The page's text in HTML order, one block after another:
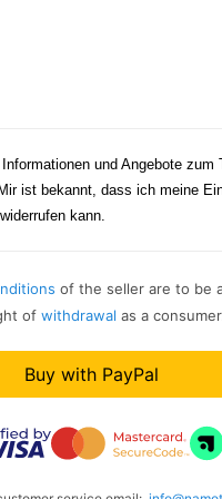
und Angebote zum
ist bekannt, dass ich meine
kann.
of the seller are to be
of withdrawal as a
Buy with PayPal